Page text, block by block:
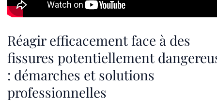
Réagir efficacement face à des
fissures potentiellement
: démarches et solutions
professionnelles